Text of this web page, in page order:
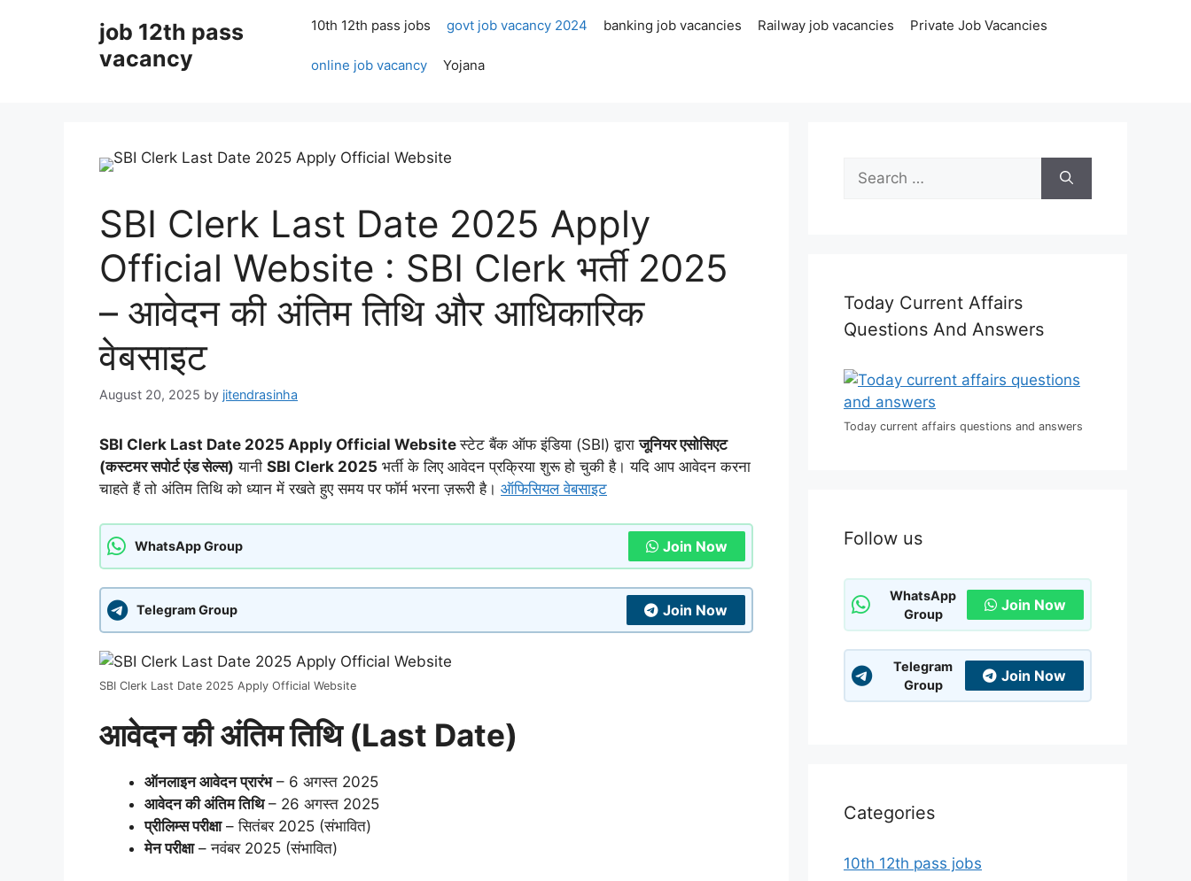
job 12th pass
vacancy
10th 12th pass jobs govt job vacancy 2024 banking job vacancies Railway job vacancies Private Job Vacancies
online job vacancy Yojana
SBI Clerk Last Date 2025 Apply
Official Website : SBI Clerk भर्ती 2025
– आवेदन की अंतिम तिथि और आधिकारिक
वेबसाइट
August 20, 2025 by jitendrasinha
SBI Clerk Last Date 2025 Apply Official Websiteस्टेट बैंक ऑफ इंडिया (SBI) द्वाराजूनियर एसोसिएट
(कस्टमर सपोर्ट एंड सेल्स) यानी SBI Clerk 2025 भर्ती के लिए आवेदन प्रक्रिया शुरू हो चुकी है। यदि आप आवेदन करना
चाहते हैं तो अंतिम तिथि को ध्यान में रखते हुए समय पर फॉर्म भरना ज़रूरी है। ऑफिसियल वेबसाइट
WhatsApp Group Join Now
Telegram Group Join Now
SBI Clerk Last Date 2025 Apply Official Website
आवेदन की अंतिम तिथि (Last Date)
ऑनलाइन आवेदन प्रारंभ– 6 अगस्त 2025
आवेदन की अंतिम तिथि– 26 अगस्त 2025
प्रीलिम्स परीक्षा– सितंबर 2025 (संभावित)
मेन परीक्षा– नवंबर 2025 (संभावित)
Search
for:
Today Current Affairs
Questions And Answers
Today current affairs questions and answers
Follow us
WhatsApp
Group
Join Now
Telegram
Group
Join Now
Categories
10th 12th pass jobs